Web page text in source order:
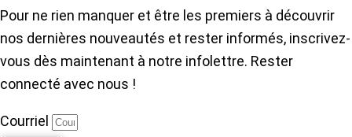
Pour ne rien manquer et être les premiers à découvrir
nos dernières nouveautés et rester informés, inscrivez-
vous dès maintenant à notre infolettre. Rester
connecté avec nous !
Courriel